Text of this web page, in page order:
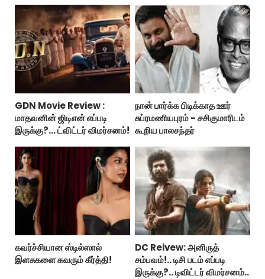
GDN Movie Review :
மாதவனின் ஜிடிஎன் எப்படி
இருக்கு?... ட்விட்டர் விமர்சனம்!
நான் பார்க்க பிடிக்காத ஊர்
சுப்ரமணியபுரம் - சசிகுமாரிடம்
கூறிய பாலசந்தர்
கவர்ச்சியான ஸ்டில்ஸால்
இளசுகளை கவரும் கீர்த்தி!
DC Reivew: அனிருத்
சம்பவம்!.. டிசி படம் எப்படி
இருக்கு?.. டிவிட்டர் விமர்சனம்..